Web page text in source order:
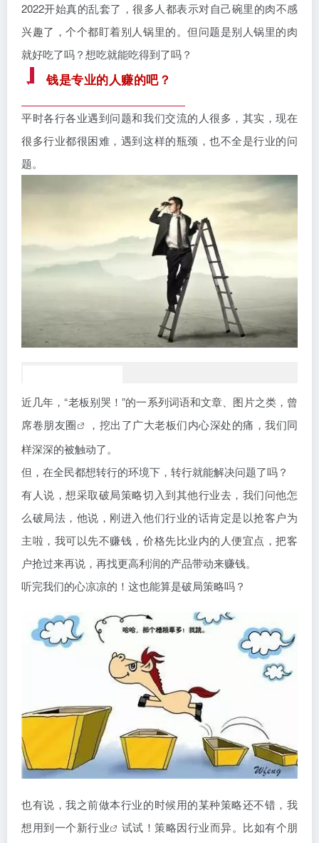
2022开始真的乱套了，很多人都表示对自己碗里的肉不感
兴趣了，个个都盯着别人锅里的。但问题是别人锅里的肉
就好吃了吗？想吃就能吃得到了吗？
钱是专业的人赚的吧？
平时各行各业遇到问题和我们交流的人很多，其实，现在
很多行业都很困难，遇到这样的瓶颈，也不全是行业的问
题。
近几年，“老板别哭！”的一系列词语和文章、图片之类，曾
席卷朋友圈
，挖出了广大老板们内心深处的痛，我们同
样深深的被触动了。
但，在全民都想转行的环境下，转行就能解决问题了吗？
有人说，想采取破局策略切入到其他行业去，我们问他怎
么破局法，他说，刚进入他们行业的话肯定是以抢客户为
主啦，我可以先不赚钱，价格先比业内的人便宜点，把客
户抢过来再说，再找更高利润的产品带动来赚钱。
听完我们的心凉凉的！这也能算是破局策略吗？
也有说，我之前做本行业的时候用的某种策略还不错，我
想用到一个新行业
试试！策略因行业而异。比如有个朋